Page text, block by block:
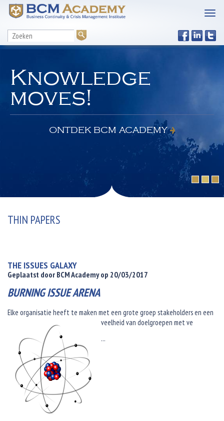
Knowledge
moves!
ONTDEK BCM ACADEMY
THIN PAPERS
THE ISSUES GALAXY
Geplaatst door BCM Academy op 20/03/2017
BURNING ISSUE ARENA
Elke organisatie heeft te maken met een grote groep stakeholders en een
veelheid van doelgroepen met ve
...